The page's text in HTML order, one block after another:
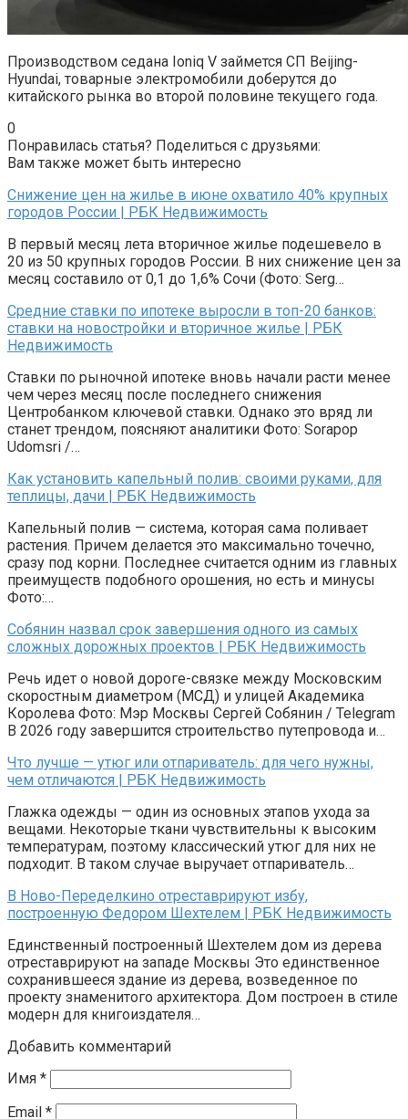
Производством седана Ioniq V займется СП Beijing-
Hyundai, товарные электромобили доберутся до
китайского рынка во второй половине текущего года.
0
Понравилась статья? Поделиться с друзьями:
Вам также может быть интересно
Снижение цен на жилье в июне охватило 40% крупных
городов России | РБК Недвижимость
В первый месяц лета вторичное жилье подешевело в
20 из 50 крупных городов России. В них снижение цен за
месяц составило от 0,1 до 1,6% Сочи (Фото: Serg…
Средние ставки по ипотеке выросли в топ-20 банков:
ставки на новостройки и вторичное жилье | РБК
Недвижимость
Ставки по рыночной ипотеке вновь начали расти менее
чем через месяц после последнего снижения
Центробанком ключевой ставки. Однако это вряд ли
станет трендом, поясняют аналитики Фото: Sorapop
Udomsri /…
Как установить капельный полив: своими руками, для
теплицы, дачи | РБК Недвижимость
Капельный полив — система, которая сама поливает
растения. Причем делается это максимально точечно,
сразу под корни. Последнее считается одним из главных
преимуществ подобного орошения, но есть и минусы
Фото:…
Собянин назвал срок завершения одного из самых
сложных дорожных проектов | РБК Недвижимость
Речь идет о новой дороге-связке между Московским
скоростным диаметром (МСД) и улицей Академика
Королева Фото: Мэр Москвы Сергей Собянин / Telegram
В 2026 году завершится строительство путепровода и…
Что лучше — утюг или отпариватель: для чего нужны,
чем отличаются | РБК Недвижимость
Глажка одежды — один из основных этапов ухода за
вещами. Некоторые ткани чувствительны к высоким
температурам, поэтому классический утюг для них не
подходит. В таком случае выручает отпариватель…
В Ново-Переделкино отреставрируют избу,
построенную Федором Шехтелем | РБК Недвижимость
Единственный построенный Шехтелем дом из дерева
отреставрируют на западе Москвы Это единственное
сохранившееся здание из дерева, возведенное по
проекту знаменитого архитектора. Дом построен в стиле
модерн для книгоиздателя…
Добавить комментарий
Имя *
Email *